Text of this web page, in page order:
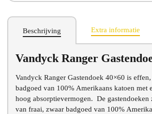
Beschrijving Extra informatie
Vandyck Ranger
Vandyck Ranger Gastendoek 40×60 is
badgoed van 100% Amerikaans katoen met
hoog absorptievermogen. De gastendoeken
van fraai, zwaar badgoed van 100%